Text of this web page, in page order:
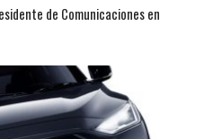
de Comunicaciones en